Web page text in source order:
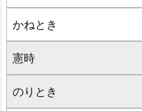
かねとき
憲時
のりとき